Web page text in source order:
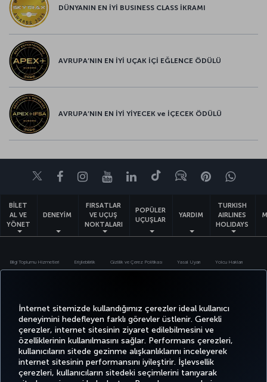
İnternet sitemizde kullandığımız çerezler ideal kullanıcı
deneyimini hedefleyen farklı görevler üstlenir. Gerekli
çerezler, internet sitesinin ziyaret edilebilmesini ve
özelliklerinin kullanılmasını sağlar. Performans çerezleri,
kullanıcıların sitede gezinme alışkanlıklarını inceleyerek
internet sitesinin performansını iyileştirir. İşlevsellik
çerezleri, kullanıcıların sitedeki seçimlerini tanıyarak
DÜNYANIN EN İYİ BUSINESS CLASS İKRAMI
AVRUPA’NIN EN İYİ UÇAK İÇİ EĞLENCE ÖDÜLÜ
AVRUPA’NIN EN İYİ YİYECEK ve İÇECEK ÖDÜLÜ
TwitterFacebookInstagram
YoutubeLinkedIn
TiktokBlogPinterest
BİLET
AL VE
YÖNET
DENEYİM
FIRSATLAR
VE UÇUŞ
NOKTALARI
POPÜLER
UÇUŞLAR
YARDIM
TURKISH
AIRLINES
HOLIDAYS
Bilgi Toplumu Hizmetleri Erişilebilirlik Gizlilik ve Çerez Politikası Yasal Uyarı Yolcu Hakları